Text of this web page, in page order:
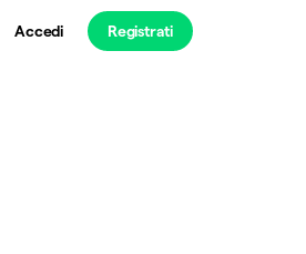
Accedi Registrati